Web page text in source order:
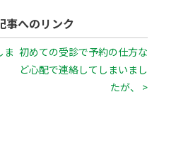
事へのリンク
ま 初めての受診で予約の仕方な
ど心配で連絡してしまいまし
たが、 >